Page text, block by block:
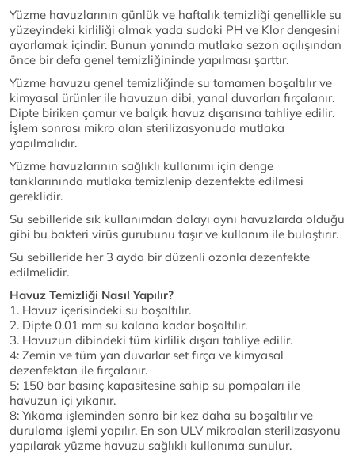
Yüzme havuzlarının günlük ve haftalık temizliği genellikle su
yüzeyindeki kirliliği almak yada sudaki PH ve Klor dengesini
ayarlamak içindir. Bunun yanında mutlaka sezon açılışından
önce bir defa genel temizliğininde yapılması şarttır.
Yüzme havuzu genel temizliğinde su tamamen boşaltılır ve
kimyasal ürünler ile havuzun dibi, yanal duvarları fırçalanır.
Dipte biriken çamur ve balçık havuz dışarısına tahliye edilir.
İşlem sonrası mikro alan sterilizasyonuda mutlaka
yapılmalıdır.
Yüzme havuzlarının sağlıklı kullanımı için denge
tanklarınında mutlaka temizlenip dezenfekte edilmesi
gereklidir.
Su sebilleride sık kullanımdan dolayı aynı havuzlarda olduğu
gibi bu bakteri virüs gurubunu taşır ve kullanım ile bulaştırır.
Su sebilleride her 3 ayda bir düzenli ozonla dezenfekte
edilmelidir.
Havuz Temizliği Nasıl Yapılır?
1. Havuz içerisindeki su boşaltılır.
2. Dipte 0.01 mm su kalana kadar boşaltılır.
3. Havuzun dibindeki tüm kirlilik dışarı tahliye edilir.
4: Zemin ve tüm yan duvarlar set fırça ve kimyasal
dezenfektan ile fırçalanır.
5: 150 bar basınç kapasitesine sahip su pompaları ile
havuzun içi yıkanır.
8: Yıkama işleminden sonra bir kez daha su boşaltılır ve
durulama işlemi yapılır. En son ULV mikroalan sterilizasyonu
yapılarak yüzme havuzu sağlıklı kullanıma sunulur.